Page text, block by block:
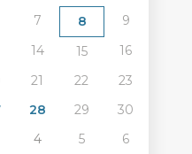
7 8
9
14 15
16
21 22
23
28 29
30
4 5 6